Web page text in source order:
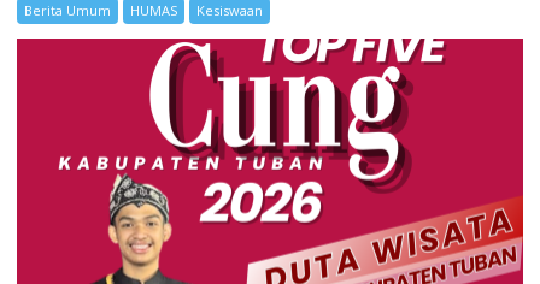
Berita Umum HUMAS Kesiswaan